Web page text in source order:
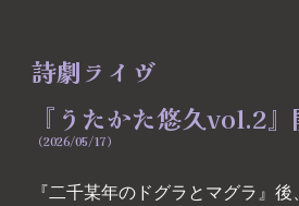
詩劇ライヴ
『うたかた悠久vol.2』
（2026/05/17）
『二千某年のドグラとマグラ』後、